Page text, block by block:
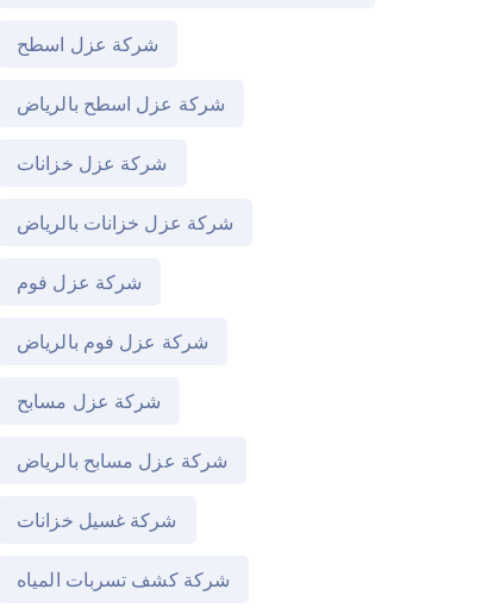
شركة عزل اسطح
شركة عزل اسطح بالرياض
شركة عزل خزانات
شركة عزل خزانات بالرياض
شركة عزل فوم
شركة عزل فوم بالرياض
شركة عزل مسابح
شركة عزل مسابح بالرياض
شركة غسيل خزانات
شركة كشف تسربات المياه